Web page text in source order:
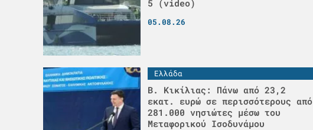
5 (video)
05.08.26
Ελλάδα
Β. Κικίλιας: Πάνω από 23,2
εκατ. ευρώ σε περισσότερους από
281.000 νησιώτες μέσω του
Μεταφορικού Ισοδυνάμου